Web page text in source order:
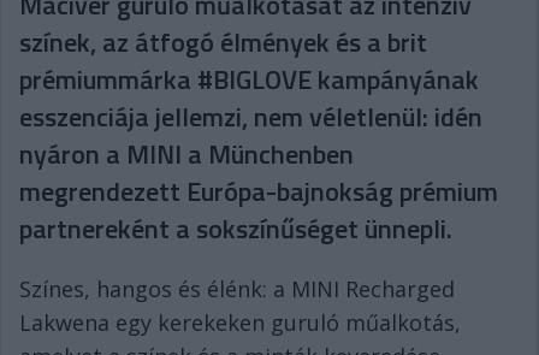
színek, az átfogó élmények és a brit
prémiummárka #BIGLOVE kampányának
esszenciája jellemzi, nem véletlenül: idén
nyáron a MINI a Münchenben
megrendezett Európa-bajnokság prémium
partnereként a sokszínűséget ünnepli.
Színes, hangos és élénk: a MINI Recharged
Lakwena egy kerekeken guruló műalkotás,